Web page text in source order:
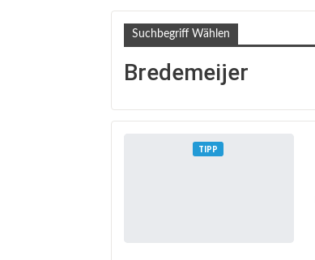
Suchbegriff Wählen
Bredemeijer
TIPP